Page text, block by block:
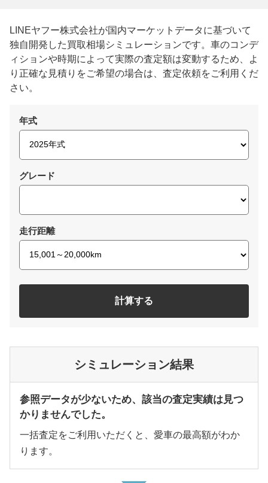
LINEヤフー株式会社が国内マーケットデータに基づいて
独自開発した買取相場シミュレーションです。車のコンデ
ィションや時期によって実際の査定額は変動するため、よ
り正確な見積りをご希望の場合は、査定依頼をご利用くだ
さい。
年式
グレード
走行距離
計算する
シミュレーション結果
参照データが少ないため、該当の査定実績は見つ
かりませんでした。
一括査定をご利用いただくと、愛車の最高額がわか
ります。